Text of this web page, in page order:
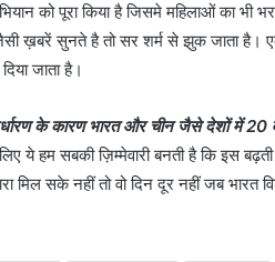
को पूरा किया है जिसमे महिलाओं का भी
ख़बरें सुनते है तो सर शर्म से झुक जाता है।
जाता है।
के कारण भारत और चीन जैसे देशों में 20
ये हम सबकी ज़िम्मेवारी बनती है कि इस
सके नहीं तो वो दिन दूर नहीं जब भारत